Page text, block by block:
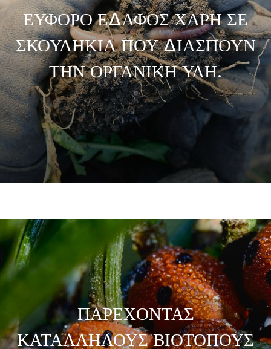
ΕΥΦΟΡΟ ΕΔΑΦΟΣ ΧΑΡΗ ΣΕ
ΣΚΟΥΛΗΚΙΑ ΠΟΥ ΔΙΑΣΠΟΥΝ
ΤΗΝ ΟΡΓΑΝΙΚΗ ΥΛΗ.
ΠΑΡΕΧΟΝΤΑΣ
ΚΑΤΑΛΛΗΛΟΥΣ ΒΙΟΤΟΠΟΥΣ